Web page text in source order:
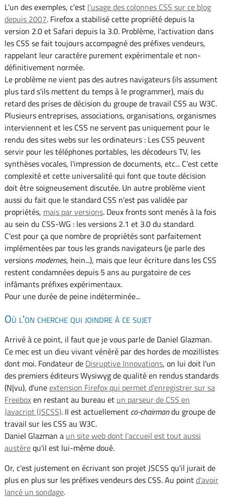
L'un des exemples, c'est l'usage des colonnes CSS sur ce blog
depuis 2007. Firefox a stabilisé cette propriété depuis la
version 2.0 et Safari depuis la 3.0. Problème, l'activation dans
les CSS se fait toujours accompagné des préfixes vendeurs,
rappelant leur caractère purement expérimentale et non-
définitivement normée.
Le problème ne vient pas des autres navigateurs (ils assument
plus tard s'ils mettent du temps à le programmer), mais du
retard des prises de décision du groupe de travail CSS au W3C.
Plusieurs entreprises, associations, organisations, organismes
interviennent et les CSS ne servent pas uniquement pour le
rendu des sites webs sur les ordinateurs : Les CSS peuvent
servir pour les téléphones portables, les décodeurs TV, les
synthèses vocales, l'impression de documents, etc... C'est cette
complexité et cette universalité qui font que toute décision
doit être soigneusement discutée. Un autre problème vient
aussi du fait que le standard CSS n'est pas validée par
propriétés, mais par versions. Deux fronts sont menés à la fois
au sein du CSS-WG : les versions 2.1 et 3.0 du standard.
C'est pour ça que nombre de propriétés sont parfaitement
implémentées par tous les grands navigateurs (je parle des
versions modernes, hein...), mais que leur écriture dans les CSS
restent condamnées depuis 5 ans au purgatoire de ces
infâmants préfixes expérimentaux.
Pour une durée de peine indéterminée...
Où l'on cherche qui joindre à ce sujet
Arrivé à ce point, il faut que je vous parle de Daniel Glazman.
Ce mec est un dieu vivant vénéré par des hordes de mozillistes
dont moi. Fondateur de Disruptive Innovations, on lui doit l'un
des premiers éditeurs Wysiwyg de qualité en rendus standards
(N|vu), d'uneextension Firefox qui permet d'enregistrer sur sa
Freeboxen restant au bureau et un parseur de CSS en
Javacript (JSCSS). Il est actuellement co-chairmandu groupe de
travail sur les CSS au W3C.
Daniel Glazman a un site web dont l'accueil est tout aussi
austèrequ'il est lui-même doué.
Or, c'est justement en écrivant son projet JSCSS qu'il jurait de
plus en plus sur les préfixes vendeurs des CSS. Au pointd'avoir
lancé un sondage.